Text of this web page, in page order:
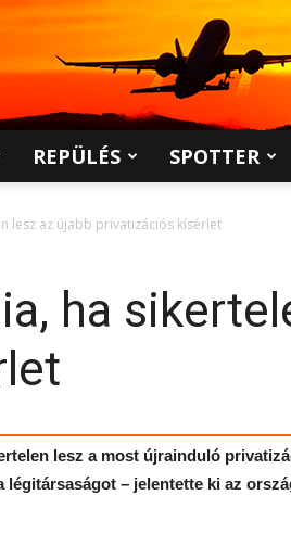
REPÜLÉS SPOTTER
lesz az újabb privatizációs kísérlet
ha
lesz a most újrainduló
légitársaságot – jelentette ki az